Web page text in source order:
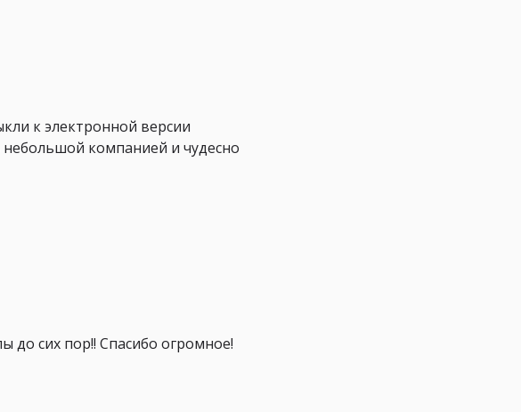
к электронной версии
компанией и чудесно
до сих пор!! Спасибо огромное!